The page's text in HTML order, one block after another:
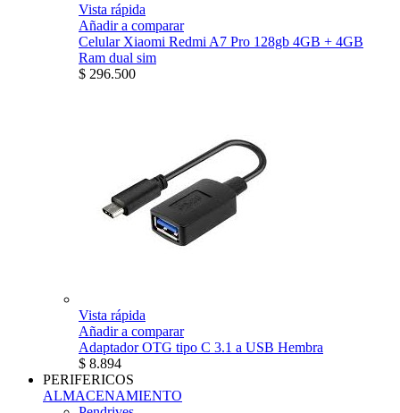
Vista rápida
Añadir a comparar
Celular Xiaomi Redmi A7 Pro 128gb 4GB + 4GB
Ram dual sim
$ 296.500
Vista rápida
Añadir a comparar
Adaptador OTG tipo C 3.1 a USB Hembra
$ 8.894
PERIFERICOS
ALMACENAMIENTO